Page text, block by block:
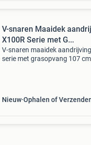
V-snaren Maaidek
X100R Serie met G...
V-snaren maaidek
serie met grasopvang 107
Nieuw Ophalen of